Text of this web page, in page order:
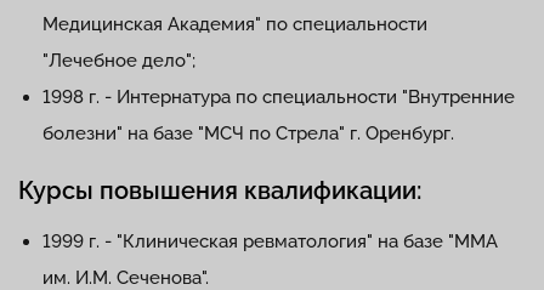
Медицинская Академия" по специальности
"Лечебное дело";
1998 г. - Интернатура по специальности "Внутренние
болезни" на базе "МСЧ по Стрела" г. Оренбург.
Курсы повышения квалификации:
1999 г. - "Клиническая ревматология" на базе "ММА
им. И.М. Сеченова".